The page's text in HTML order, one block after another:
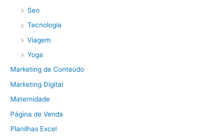
Seo
Tecnologia
Viagem
Yoga
Marketing de Conteúdo
Marketing Digital
Maternidade
Página de Venda
Planilhas Excel